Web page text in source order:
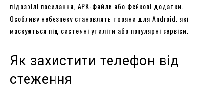
підозрілі посилання, APK-файли або фейкові додатки.
Особливу небезпеку становлять трояни для Android, які
маскуються під системні утиліти або популярні сервіси.
Як захистити телефон від
стеження